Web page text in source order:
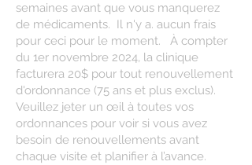
semaines avant que vous manquerez
de médicaments. Il n'y a. aucun frais
pour ceci pour le moment. À compter
du 1er novembre 2024, la clinique
facturera 20$ pour tout renouvellement
d'ordonnance (75 ans et plus exclus).
Veuillez jeter un œil à toutes vos
ordonnances pour voir si vous avez
besoin de renouvellements avant
chaque visite et planifier à l’avance.